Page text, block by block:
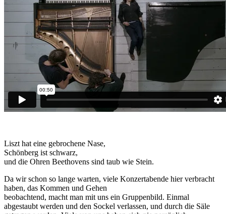
Liszt hat eine gebrochene Nase,
Schönberg ist schwarz,
und die Ohren Beethovens sind taub wie Stein.
Da wir schon so lange warten, viele Konzertabende hier verbracht
haben, das Kommen und Gehen
beobachtend, macht man mit uns ein Gruppenbild. Einmal
abgestaubt werden und den Sockel verlassen, und durch die Säle